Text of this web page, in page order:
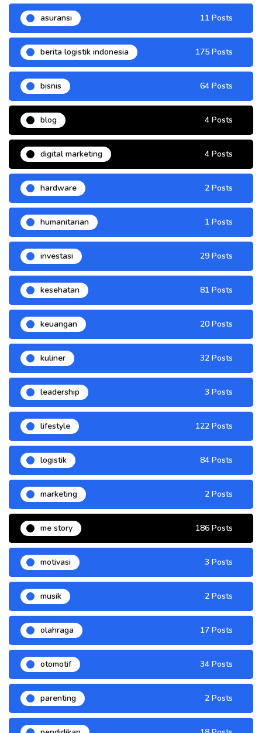
asuransi 11 Posts
berita logistik indonesia 175 Posts
bisnis 64 Posts
blog 4 Posts
digital marketing 4 Posts
hardware 2 Posts
humanitarian 1 Posts
investasi 29 Posts
kesehatan 81 Posts
keuangan 20 Posts
kuliner 32 Posts
leadership 3 Posts
lifestyle 122 Posts
logistik 84 Posts
marketing 2 Posts
me story 186 Posts
motivasi 3 Posts
musik 2 Posts
olahraga 17 Posts
otomotif 34 Posts
parenting 2 Posts